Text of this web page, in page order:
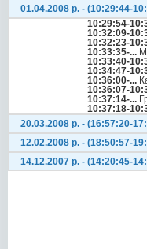
01.04.2008 р. - (10:29:44-
10:29:54-
10:32:09-
10:32:23-
10:33:35-...
10:33:40-
10:34:47-
10:36:00-...
10:36:07-
10:37:14-...
10:37:18-
20.03.2008 р. - (16:57:20-
12.02.2008 р. - (18:50:57-
14.12.2007 р. - (14:20:45-